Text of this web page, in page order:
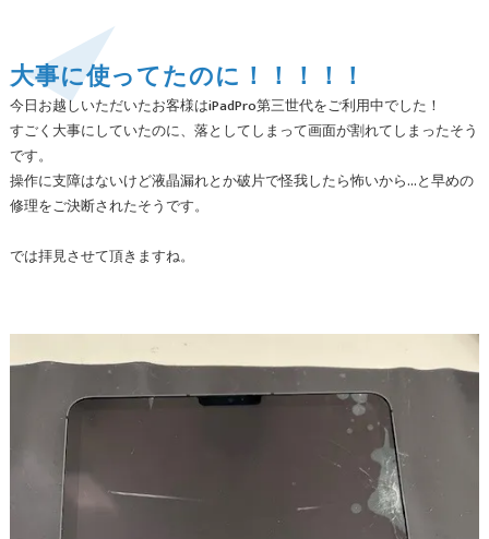
大事に使ってたのに！！！！！
今日お越しいただいたお客様はiPadPro第三世代をご利用中でした！
すごく大事にしていたのに、落としてしまって画面が割れてしまったそう
です。
操作に支障はないけど液晶漏れとか破片で怪我したら怖いから…と早めの
修理をご決断されたそうです。
では拝見させて頂きますね。